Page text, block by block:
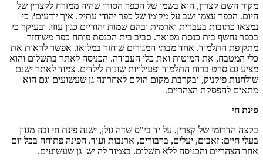
מקור השם קצרין, הוא בשמו של הכפר הסורי שהיה ממזרח לקצרין של
היום. הכפר עצמו ישב על מקומו של כפר יהודי עתיק. איך יודעים? כי
נמצאו כתובות בעברית וארמית ובהם שמות יהודיים כגון עוזי. ובעיקר כי
בכפר נחשף בית כנסת מפואר. סביב בית הכנסת פותח כפר משוחזר
מתקופת התלמוד. אחד מבתי המגורים שוחזר במלואו. אפשר לראות את
כלי המטבח, את המיטות ואת כלי העבודה. הכניסה לאתר בתשלום והוא
מציע גם סרט ברוח התלמוד ופעילויות שונות לילדים. צמוד לאתר ישנם
שולחנות פיקניק, ובקרבת מקום הוקם לאחרונה גן שעשועים וגם הוא
מתאים להפסקת הצהריים.
פינת חי
בקצה הדרומי של קצרין, על יד בי"ס שדה גולן, ישנה פינת חי ובה מגוון
בעלי חיים: זאבים, יעלים, ברבורים, ארנבות ועוד. הפינה פתוחה בכל יום
אחר הצהריים והכניסה ללא תשלום. בצמוד לה יש גן שעשועים.